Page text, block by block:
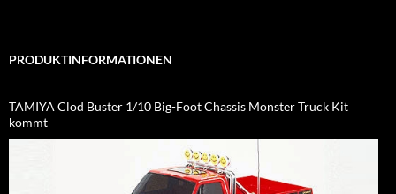
PRODUKTINFORMATIONEN
TAMIYA Clod Buster 1/10 Big-Foot Chassis Monster Truck Kit
kommt